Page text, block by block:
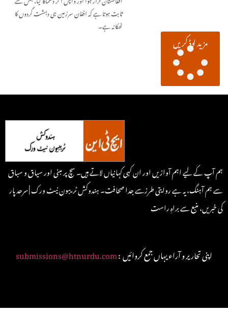
ثابت ہوتا ہے کہ افغان سرزمین ہی دہشت گردوں کا
ٹھکانہ ہے۔
مزید لوڈ کریں
ہم آپ کے لیے اہم آوازیں اور ان کہی کہانیاں لاتے ہیں۔ سچ پر مبنی اور سیاق و سباق
سے ہم آہنگ، یہ ہے روایتی طرزسے جدا صحافت۔ ہندوکش ٹریبون نیٹ ورک | سرحد پار
کی خبریں، منبع سے براہِ راست
submissions@htnurdu.com : اپنی تحاریر و آراء یہاں جمع کروائیں